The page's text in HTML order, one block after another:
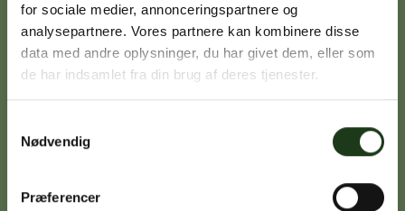
for sociale medier, annonceringspartnere og
analysepartnere. Vores partnere kan kombinere disse
data med andre oplysninger, du har givet dem, eller som
de har indsamlet fra din brug af deres tjenester.
Nødvendig
Præferencer
Signe Vinding
Nykøbing Sj.
59 91 99 77